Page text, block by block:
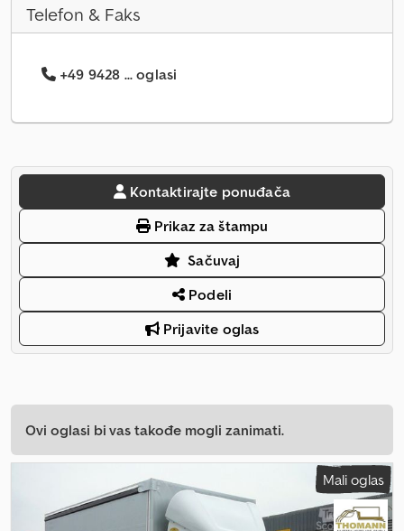
Telefon & Faks
+49 9428 ... oglasi
Kontaktirajte ponuđača
Prikaz za štampu
Sačuvaj
Podeli
Prijavite oglas
Ovi oglasi bi vas takođe mogli zanimati.
Mali oglas